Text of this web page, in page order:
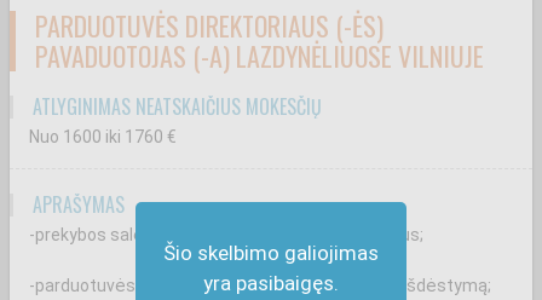
Šio skelbimo galiojimas
yra pasibaigęs.
PARDUOTUVĖS DIREKTORIAUS (-ĖS)
PAVADUOTOJAS (-A) LAZDYNĖLIUOSE VILNIUJE
ATLYGINIMAS NEATSKAIČIUS MOKESČIŲ
Nuo 1600 iki 1760 €
APRAŠYMAS
-prekybos salėje vykstančius kasdienius procesus;
-parduotuvės salės priežiūrą bei tinkamą prekių išdėstymą;